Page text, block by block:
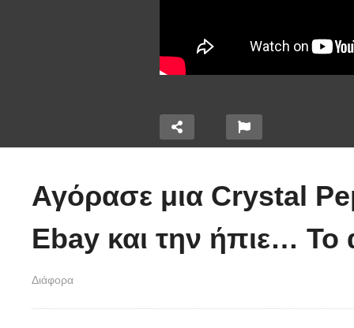
320
μια
Χειριστής κλαρκ έχει
μια απίστευτα άτυχη
Ο
Αγόρασε μια Crystal
Ebay και την ήπιε… Το
Διάφορα